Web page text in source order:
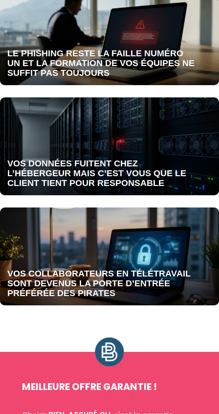
LE PHISHING RESTE LA FAILLE NUMÉRO
UN ET LA FORMATION DE VOS ÉQUIPES NE
SUFFIT PAS TOUJOURS
VOS DONNÉES FUITENT CHEZ
L’HÉBERGEUR MAIS C’EST VOUS QUE LE
CLIENT TIENT POUR RESPONSABLE
VOS COLLABORATEURS EN TÉLÉTRAVAIL
SONT DEVENUS LA PORTE D’ENTRÉE
PRÉFÉRÉE DES PIRATES
MEILLEURE OFFRE GARANTIE !